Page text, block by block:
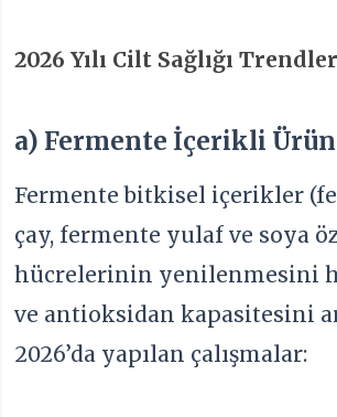
2026 Yılı Cilt Sağlığı
a) Fermente İçerikli
Fermente bitkisel içerikler
çay, fermente yulaf ve soya
hücrelerinin yenilenmesini
ve antioksidan kapasitesini
2026’da yapılan çalışmalar: